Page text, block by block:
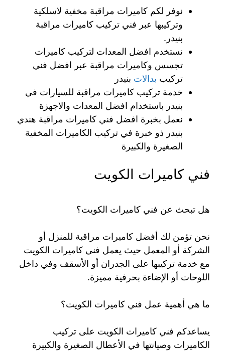
نوفر لكم كاميرات مراقبة مخفية لاسلكية
وتركيبها عبر فني تركيب كاميرات مراقبة
بنيدر.
نستخدم افضل المعدات لتركيب كاميرات
تجسس وكاميرات مراقبة عبر افضل فني
تركيب بدالات بنيدر
خدمة تركيب كاميرات مراقبة للسيارات في
بنيدر باستخدام افضل المعدات والاجهزة
نعمل بخبرة افضل فني كاميرات مراقبة هندي
بنيدر ذو خبرة في تركيب الكاميرات المخفية
الصغيرة والكبيرة
فني كاميرات الكويت
هل تبحث عن فني كاميرات الكويت؟
نحن تؤمن لك أفضل كاميرات مراقبة للمنزل أو
الشركة أو المعمل حيث يعمل فني كاميرات الكويت
مع خدمة تركيبها على الجدران أو الأسقف وفي داخل
اللوحات أو الإضاءة بحرفية مميزة.
ما هي أهمية عمل فني كاميرات الكويت؟
يساعدكم فني كاميرات الكويت على تركيب
الكاميرات وصيانتها في الأعطال الصغيرة والكبيرة